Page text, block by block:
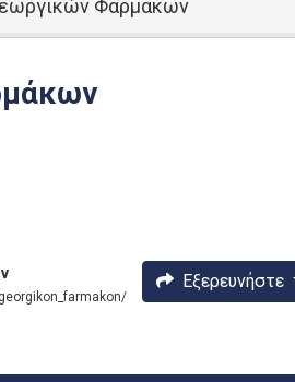
Φαρμάκων
Εξερευνήστε